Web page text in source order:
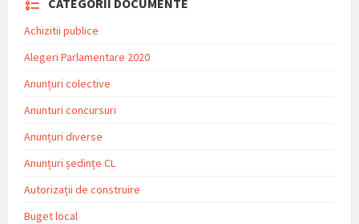
Achizitii publice
Alegeri Parlamentare 2020
Anunțuri colective
Anunturi concursuri
Anunțuri diverse
Anunțuri ședințe CL
Autorizații de construire
Buget local